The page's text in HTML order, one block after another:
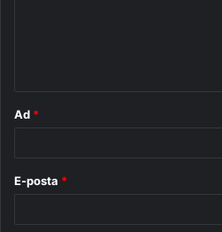
Ad *
E-posta *